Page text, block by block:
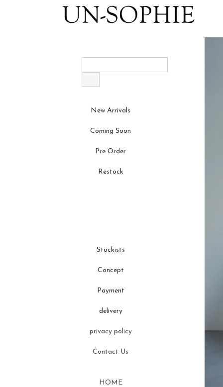
New Arrivals
Coming Soon
Pre Order
Restock
Stockists
Concept
Payment
delivery
privacy policy
Contact Us
HOME